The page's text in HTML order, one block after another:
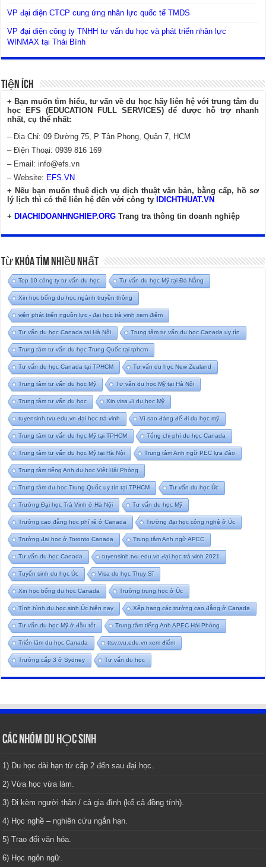
VP đại diện CTCP cung ứng nhân lực quốc tế TMDS
VP đại diện công ty TNHH tư vấn du học và phát triển nhân lực
WINMAX tại Thái Bình
Tiện Ích
+ Bạn muốn tìm hiểu, tư vấn về du học hãy liên hệ với trung tâm du
học EFS (EDUCATION FULL SERVICES) để được hỗ trợ nhanh
nhất, cụ thể nhất:
– Địa Chỉ: 09 Đường 75, P Tân Phong, Quận 7, HCM
– Điện Thoại: 0939 816 169
– Email:info@efs.vn
– Website: EFS.VN
+ Nếu bạn muốn thuê dịch vụ dịch thuật văn bản, bằng cấp, hồ sơ
lý lịch thì có thể liên hệ đến với công ty
IDICHTHUAT.VN
+ DIACHIDOANHNGHIEP.ORG Trang tra thông tin doanh nghiệp
Từ Khóa Tìm Nhiều Nhất
Top 10 công ty tư vấn du học Tư vấn du học Mỹ tại Đà Nẵng
Xin học bổng du học ngành truyền thông
viện phát triển nguồn lực - đại học trà vinh xem điểm
Tư vấn du học Canada tại Hà Nội Trung tâm tư vấn du học Canada uy tín
Trung tâm tư vấn du học Trung Quốc tại tphcm
Tư vấn du học Canada tại TPHCM Tư vấn du học New Zealand
Trung tâm tư vấn du học Mỹ Tư vấn du học Mỹ tại Hà Nội
Trung tâm tư vấn du học Xin visa đi du học Mỹ
tuyensinh.tvu.edu.vn đại học trà vinh Vì sao đáng để đi du học mỹ
Trung tâm tư vấn du học Mỹ tại TPHCM Tổng chi phí du học Canada
Trung tâm tư vấn du học Mỹ tại Hà Nội Trung tâm Anh ngữ PEC lựa đào
Trung tâm tiếng Anh du học Việt Hải Phòng
Trung tâm du học Trung Quốc uy tín tại TPHCM Tư vấn du học Úc
Trường Đại học Trà Vinh ở Hà Nội Tư vấn du học Mỹ
Trường cao đẳng học phí rẻ ở Canada Trường đại học công nghệ ở Úc
Trường đại học ở Toronto Canada Trung tâm Anh ngữ APEC
Tư vấn du học Canada tuyensinh.tvu.edu.vn đại học trà vinh 2021
Tuyển sinh du học Úc Visa du học Thụy Sĩ
Xin học bổng du học Canada Trường trung học ở Úc
Tình hình du học sinh Úc hiện nay Xếp hạng các trường cao đẳng ở Canada
Tư vấn du học Mỹ ở đầu tốt Trung tâm tiếng Anh APEC Hải Phòng
Triển lãm du học Canada ttsv.tvu.edu.vn xem điểm
Trường cấp 3 ở Sydney Tư vấn du học
CÁC NHÓM DU HỌC SINH
1) Du học dài hạn từ cấp 2 đến sau đại học.
2) Vừa học vừa làm.
3) Đi kèm người thân / cả gia đình (kể cả đồng tính).
4) Học nghề – nghiên cứu ngắn hạn.
5) Trao đổi văn hóa.
6) Học ngôn ngữ.